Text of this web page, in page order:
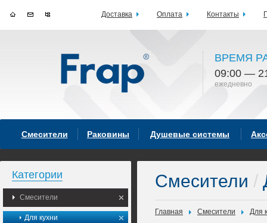
ВРЕМЯ
09:00 —
ежедневно
Смесители Раковины Душевые системы
Категории
Смесители
Для кухни
Смесители /
Главная Смесители Для
Доставка Оплата Контакты